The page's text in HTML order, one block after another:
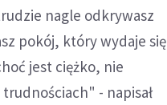
nagle odkrywasz
pokój, który wydaje się
jest ciężko, nie
- napisał